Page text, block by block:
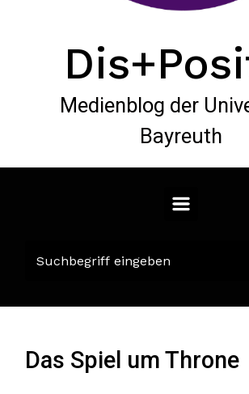
Medienblog der
Bayreuth
Das Spiel um Throne